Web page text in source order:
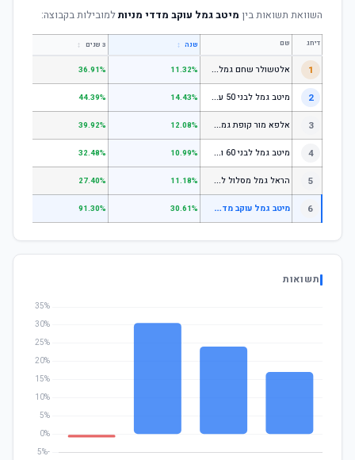
השוואת תשואות בין מיטב גמל עוקב מדדי מניותלמובילות בקבוצה:
דירוג שם שנה ↕ 3 שנים ↕
1 א
לטשולר שחם גמל לבני 50 עד 60 11.32%
36.91%
2 מ
יטב גמל לבני 50 עד 60 14.43%
44.39%
3 א
לפא מור קופת גמל לחיסכון, קופת גמל לתגמולים וקופת גמל אישית לפיצויים - לבני 50 עד 60 12.08%
39.92%
4 מ
יטב גמל לבני 60 ומעלה 10.99%
32.48%
5 ה
ראל גמל מסלול לגילאי 60 ומעלה 11.18%
27.40%
6 מ
יטב גמל עוקב מדדי מניות 30.61%
91.30%
תשואות